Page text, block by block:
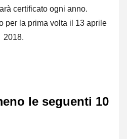
certificato ogni anno.
per la prima volta il 13 aprile
2018.
le seguenti 10